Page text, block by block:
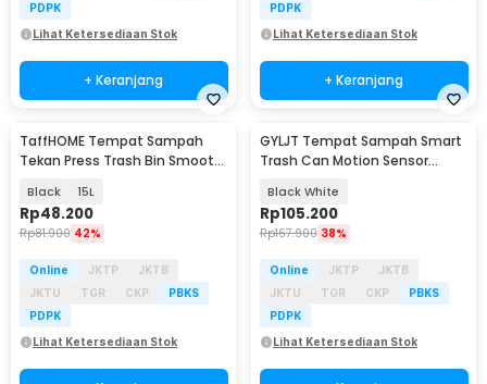
PDPK
Lihat Ketersediaan Stok
+ Keranjang
PDPK
Lihat Ketersediaan Stok
+ Keranjang
TaffHOME Tempat Sampah
Tekan Press Trash Bin Smooth
Black 15L
Rp48.200
Rp81.900 42%
Online JKTP
JKTB
JKTU
TGR CKP
PBKS
PDPK
Lihat Ketersediaan Stok
GYLJT Tempat Sampah Smart
Trash Can Motion Sensor
Black White
Rp105.200
Rp167.900 38%
Online JKTP
JKTB
JKTU
TGR CKP
PBKS
PDPK
Lihat Ketersediaan Stok